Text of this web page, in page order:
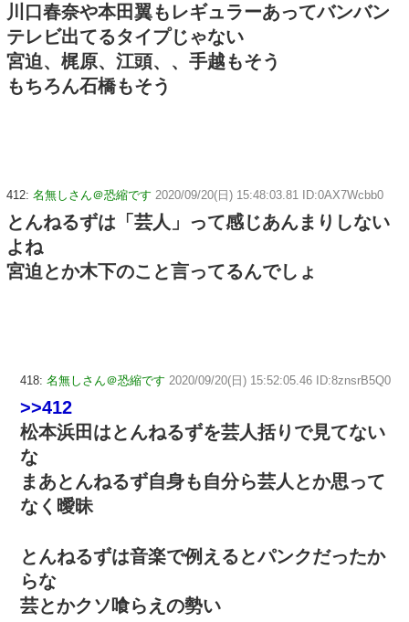
川口春奈や本田翼もレギュラーあってバンバン
テレビ出てるタイプじゃない
宮迫、梶原、江頭、、手越もそう
もちろん石橋もそう
412: 名無しさん＠恐縮です 2020/09/20(日) 15:48:03.81 ID:0AX7Wcbb0
とんねるずは「芸人」って感じあんまりしない
よね
宮迫とか木下のこと言ってるんでしょ
418: 名無しさん＠恐縮です 2020/09/20(日) 15:52:05.46 ID:8znsrB5Q0
>>412
松本浜田はとんねるずを芸人括りで見てない
な
まあとんねるず自身も自分ら芸人とか思って
なく曖昧
とんねるずは音楽で例えるとパンクだったか
らな
芸とかクソ喰らえの勢い